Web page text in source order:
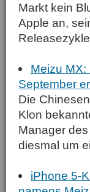
Markt kein
Apple an,
Meizu
September
Die
Klon
Manager
diesmal um
iPhone 5-